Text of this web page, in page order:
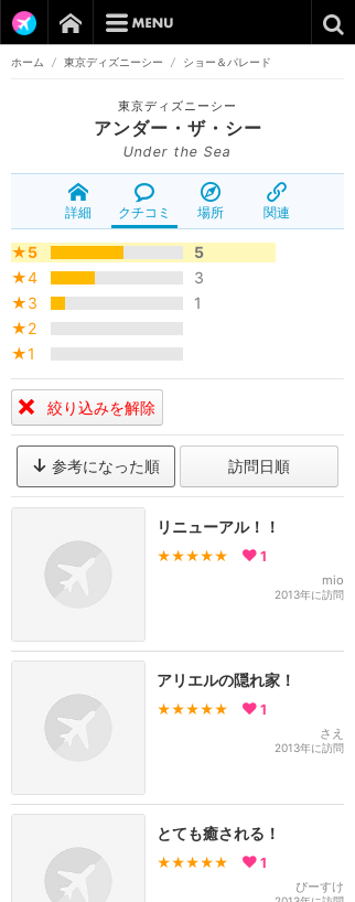
ホーム / 東京ディズニーシー / ショー＆パレード
東京ディズニーシー
アンダー・ザ・シー
Under the Sea
詳細 クチコミ 場所 関連
★5
5
★4
3
★3
1
★2
★1
絞り込みを解除
参考になった順 訪問日順
リニューアル！！
★★★★★ 1
mio
2013年に訪問
アリエルの隠れ家！
★★★★★ 1
さえ
2013年に訪問
とても癒される！
★★★★★ 1
ぴーすけ